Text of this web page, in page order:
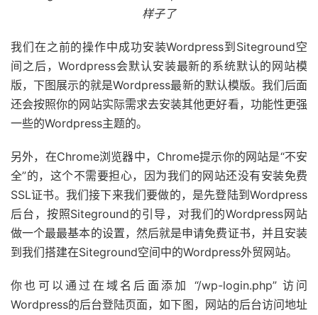
样子了
我们在之前的操作中成功安装Wordpress到Siteground空
间之后，Wordpress会默认安装最新的系统默认的网站模
版，下图展示的就是Wordpress最新的默认模版。我们后面
还会按照你的网站实际需求去安装其他更好看，功能性更强
一些的Wordpress主题的。
另外，在Chrome浏览器中，Chrome提示你的网站是“不安
全”的，这个不需要担心，因为我们的网站还没有安装免费
SSL证书。我们接下来我们要做的，是先登陆到Wordpress
后台，按照Siteground的引导，对我们的Wordpress网站
做一个最最基本的设置，然后就是申请免费证书，并且安装
到我们搭建在Siteground空间中的Wordpress外贸网站。
你也可以通过在域名后面添加 “/wp-login.php” 访问
Wordpress的后台登陆页面，如下图，网站的后台访问地址